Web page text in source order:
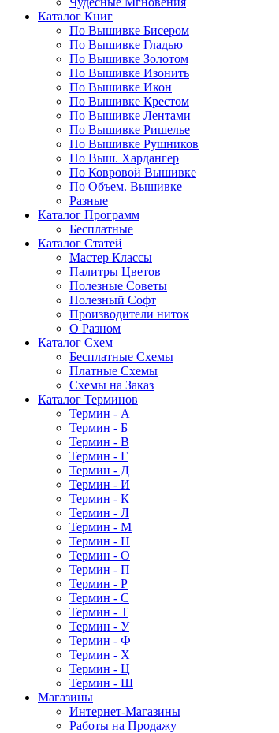
Каталог Книг
По Вышивке Бисером
По Вышивке Гладью
По Вышивке Золотом
По Вышивке Изонить
По Вышивке Икон
По Вышивке Крестом
По Вышивке Лентами
По Вышивке Ришелье
По Вышивке Рушников
По Выш. Хардангер
По Ковровой Вышивке
По Объем. Вышивке
Разные
Каталог Программ
Бесплатные
Каталог Статей
Мастер Классы
Палитры Цветов
Полезные Советы
Полезный Софт
Производители ниток
О Разном
Каталог Схем
Бесплатные Схемы
Платные Схемы
Схемы на Заказ
Каталог Терминов
Термин - А
Термин - Б
Термин - В
Термин - Г
Термин - Д
Термин - И
Термин - К
Термин - Л
Термин - М
Термин - Н
Термин - О
Термин - П
Термин - Р
Термин - С
Термин - Т
Термин - У
Термин - Ф
Термин - Х
Термин - Ц
Термин - Ш
Магазины
Интернет-Магазины
Работы на Продажу